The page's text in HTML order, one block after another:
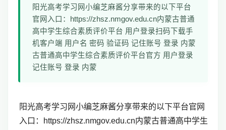
阳光高考学习网小编芝麻酱分享带来的以下平台
官网入口：https://zhsz.nmgov.edu.cn内蒙古普通
高中学生综合素质评价平台 用户登录扫码下载手
机客户端 用户名 密码 验证码 记住账号 登录 内蒙
古普通高中学生综合素质评价平台官方 用户登录
记住账号 登录 内蒙
阳光高考学习网小编芝麻酱分享带来的以下平台官网
入口：https://zhsz.nmgov.edu.cn内蒙古普通高中学生